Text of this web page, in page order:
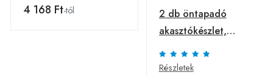
4 168 Ft-tól
2 db öntapadó
akasztókészlet,
Metaltex, Fleurs,
műanyag, piros
Részletek